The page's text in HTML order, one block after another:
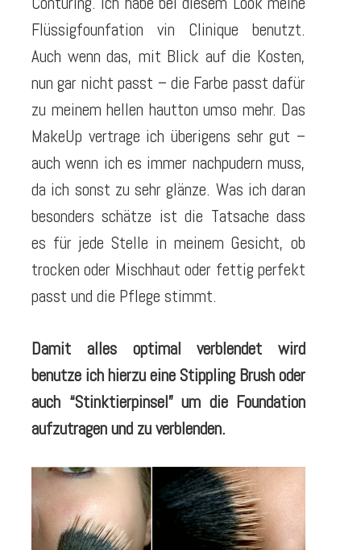
Flüssigfounfation vin Clinique benutzt.
Auch wenn das, mit Blick auf die Kosten,
nun gar nicht passt – die Farbe passt dafür
zu meinem hellen hautton umso mehr. Das
MakeUp vertrage ich überigens sehr gut –
auch wenn ich es immer nachpudern muss,
da ich sonst zu sehr glänze. Was ich daran
besonders schätze ist die Tatsache dass
es für jede Stelle in meinem Gesicht, ob
trocken oder Mischhaut oder fettig perfekt
passt und die Pflege stimmt.
Damit alles optimal verblendet wird
benutze ich hierzu eine Stippling Brush oder
auch “Stinktierpinsel” um die Foundation
aufzutragen und zu verblenden.